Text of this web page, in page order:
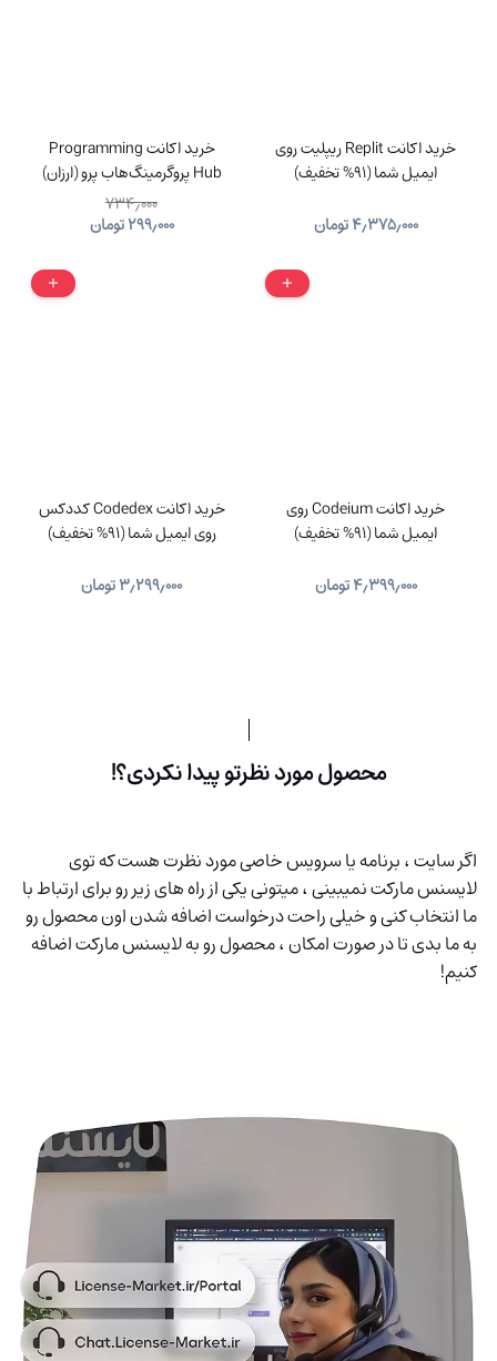
خرید اکانت Replit ریپلیت روی
ایمیل شما (91% تخفیف)
۴٫۳۷۵٫۰۰۰تومان
خرید اکانت Programming
Hub پروگرمینگ‌هاب پرو (ارزان)
۷۳۴٫۰۰۰
۲۹۹٫۰۰۰تومان
خرید اکانت Codeium روی
ایمیل شما (91% تخفیف)
۴٫۳۹۹٫۰۰۰تومان
خرید اکانت Codedex کددکس
روی ایمیل شما (91% تخفیف)
۳٫۲۹۹٫۰۰۰تومان
محصول مورد نظرتو پیدا نکردی؟!
اگر سایت ، برنامه یا سرویس خاصی مورد نظرت هست که توی
لایسنس مارکت نمیبینی ، میتونی یکی از راه های زیر رو برای ارتباط با
ما انتخاب کنی و خیلی راحت درخواست اضافه شدن اون محصول رو
به ما بدی تا در صورت امکان ، محصول رو به لایسنس مارکت اضافه
کنیم!